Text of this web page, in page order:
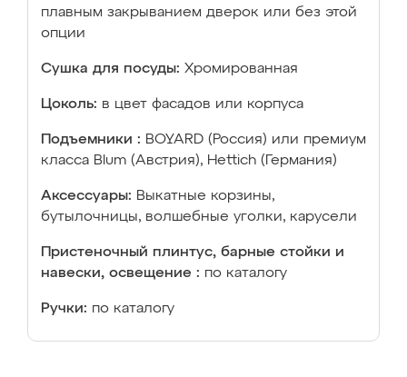
плавным закрыванием дверок или без этой
опции
Сушка для посуды: Хромированная
Цоколь: в цвет фасадов или корпуса
Подъемники : BOYARD (Россия) или премиум
класса Blum (Австрия), Hettich (Германия)
Аксессуары: Выкатные корзины,
бутылочницы, волшебные уголки, карусели
Пристеночный плинтус, барные стойки и
навески, освещение : по каталогу
Ручки: по каталогу